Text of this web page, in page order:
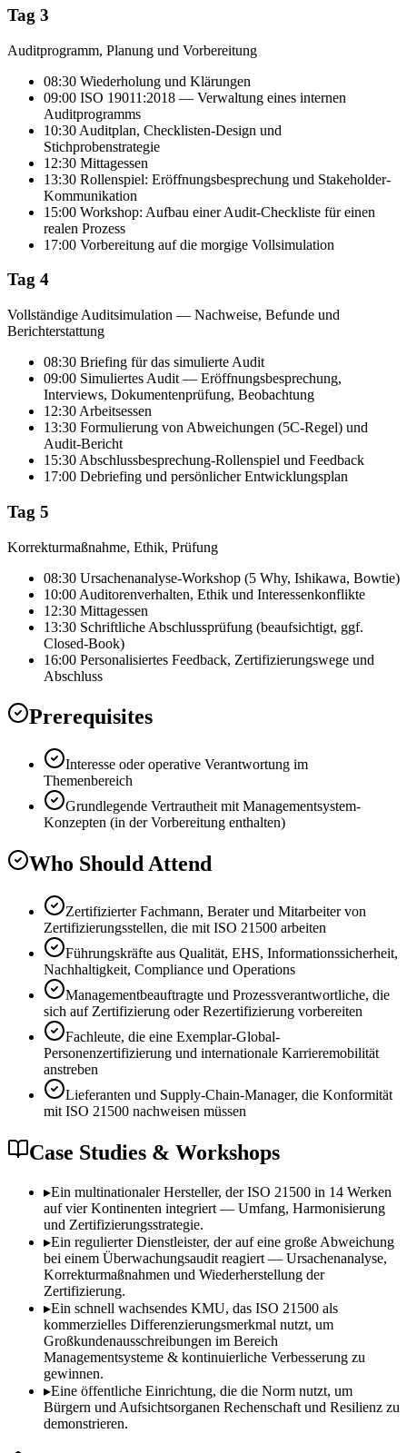
Tag 3
Auditprogramm, Planung und Vorbereitung
08:30 Wiederholung und Klärungen
09:00 ISO 19011:2018 — Verwaltung eines internen
Auditprogramms
10:30 Auditplan, Checklisten-Design und
Stichprobenstrategie
12:30 Mittagessen
13:30 Rollenspiel: Eröffnungsbesprechung und Stakeholder-
Kommunikation
15:00 Workshop: Aufbau einer Audit-Checkliste für einen
realen Prozess
17:00 Vorbereitung auf die morgige Vollsimulation
Tag 4
Vollständige Auditsimulation — Nachweise, Befunde und
Berichterstattung
08:30 Briefing für das simulierte Audit
09:00 Simuliertes Audit — Eröffnungsbesprechung,
Interviews, Dokumentenprüfung, Beobachtung
12:30 Arbeitsessen
13:30 Formulierung von Abweichungen (5C-Regel) und
Audit-Bericht
15:30 Abschlussbesprechung-Rollenspiel und Feedback
17:00 Debriefing und persönlicher Entwicklungsplan
Tag 5
Korrekturmaßnahme, Ethik, Prüfung
08:30 Ursachenanalyse-Workshop (5 Why, Ishikawa, Bowtie)
10:00 Auditorenverhalten, Ethik und Interessenkonflikte
12:30 Mittagessen
13:30 Schriftliche Abschlussprüfung (beaufsichtigt, ggf.
Closed-Book)
16:00 Personalisiertes Feedback, Zertifizierungswege und
Abschluss
Prerequisites
Interesse oder operative Verantwortung im
Themenbereich
Grundlegende Vertrautheit mit Managementsystem-
Konzepten (in der Vorbereitung enthalten)
Who Should Attend
Zertifizierter Fachmann, Berater und Mitarbeiter von
Zertifizierungsstellen, die mit ISO 21500 arbeiten
Führungskräfte aus Qualität, EHS, Informationssicherheit,
Nachhaltigkeit, Compliance und Operations
Managementbeauftragte und Prozessverantwortliche, die
sich auf Zertifizierung oder Rezertifizierung vorbereiten
Fachleute, die eine Exemplar-Global-
Personenzertifizierung und internationale Karrieremobilität
anstreben
Lieferanten und Supply-Chain-Manager, die Konformität
mit ISO 21500 nachweisen müssen
Case Studies & Workshops
▸Ein multinationaler Hersteller, der ISO 21500 in 14 Werken
auf vier Kontinenten integriert — Umfang, Harmonisierung
und Zertifizierungsstrategie.
▸Ein regulierter Dienstleister, der auf eine große Abweichung
bei einem Überwachungsaudit reagiert — Ursachenanalyse,
Korrekturmaßnahmen und Wiederherstellung der
Zertifizierung.
▸Ein schnell wachsendes KMU, das ISO 21500 als
kommerzielles Differenzierungsmerkmal nutzt, um
Großkundenausschreibungen im Bereich
Managementsysteme & kontinuierliche Verbesserung zu
gewinnen.
▸Eine öffentliche Einrichtung, die die Norm nutzt, um
Bürgern und Aufsichtsorganen Rechenschaft und Resilienz zu
demonstrieren.